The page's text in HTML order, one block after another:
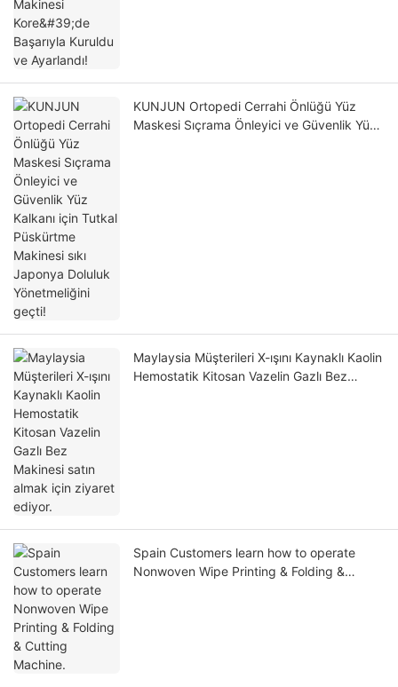
KUNJUN Ortopedi Cerrahi Önlüğü Yüz
Maskesi Sıçrama Önleyici ve Güvenlik Yüz
Maylaysia Müşterileri X-ışını Kaynaklı Kaolin
Hemostatik Kitosan Vazelin Gazlı Bez
Spain Customers learn how to operate
Nonwoven Wipe Printing & Folding &